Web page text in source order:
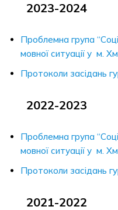
2023-2024
Проблемна група
мовної ситуації у м.
Протоколи засідань
2022-2023
Проблемна група
мовної ситуації у м.
Протоколи засідань
2021-2022